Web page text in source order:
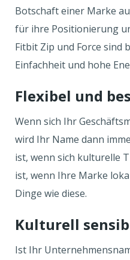
Botschaft einer Marke
für ihre Positionierung
Fitbit Zip und Force sind
Einfachheit und hohe
Flexibel und
Wenn sich Ihr
wird Ihr Name dann
ist, wenn sich kulturelle
ist, wenn Ihre Marke
Dinge wie diese.
Kulturell
Ist Ihr